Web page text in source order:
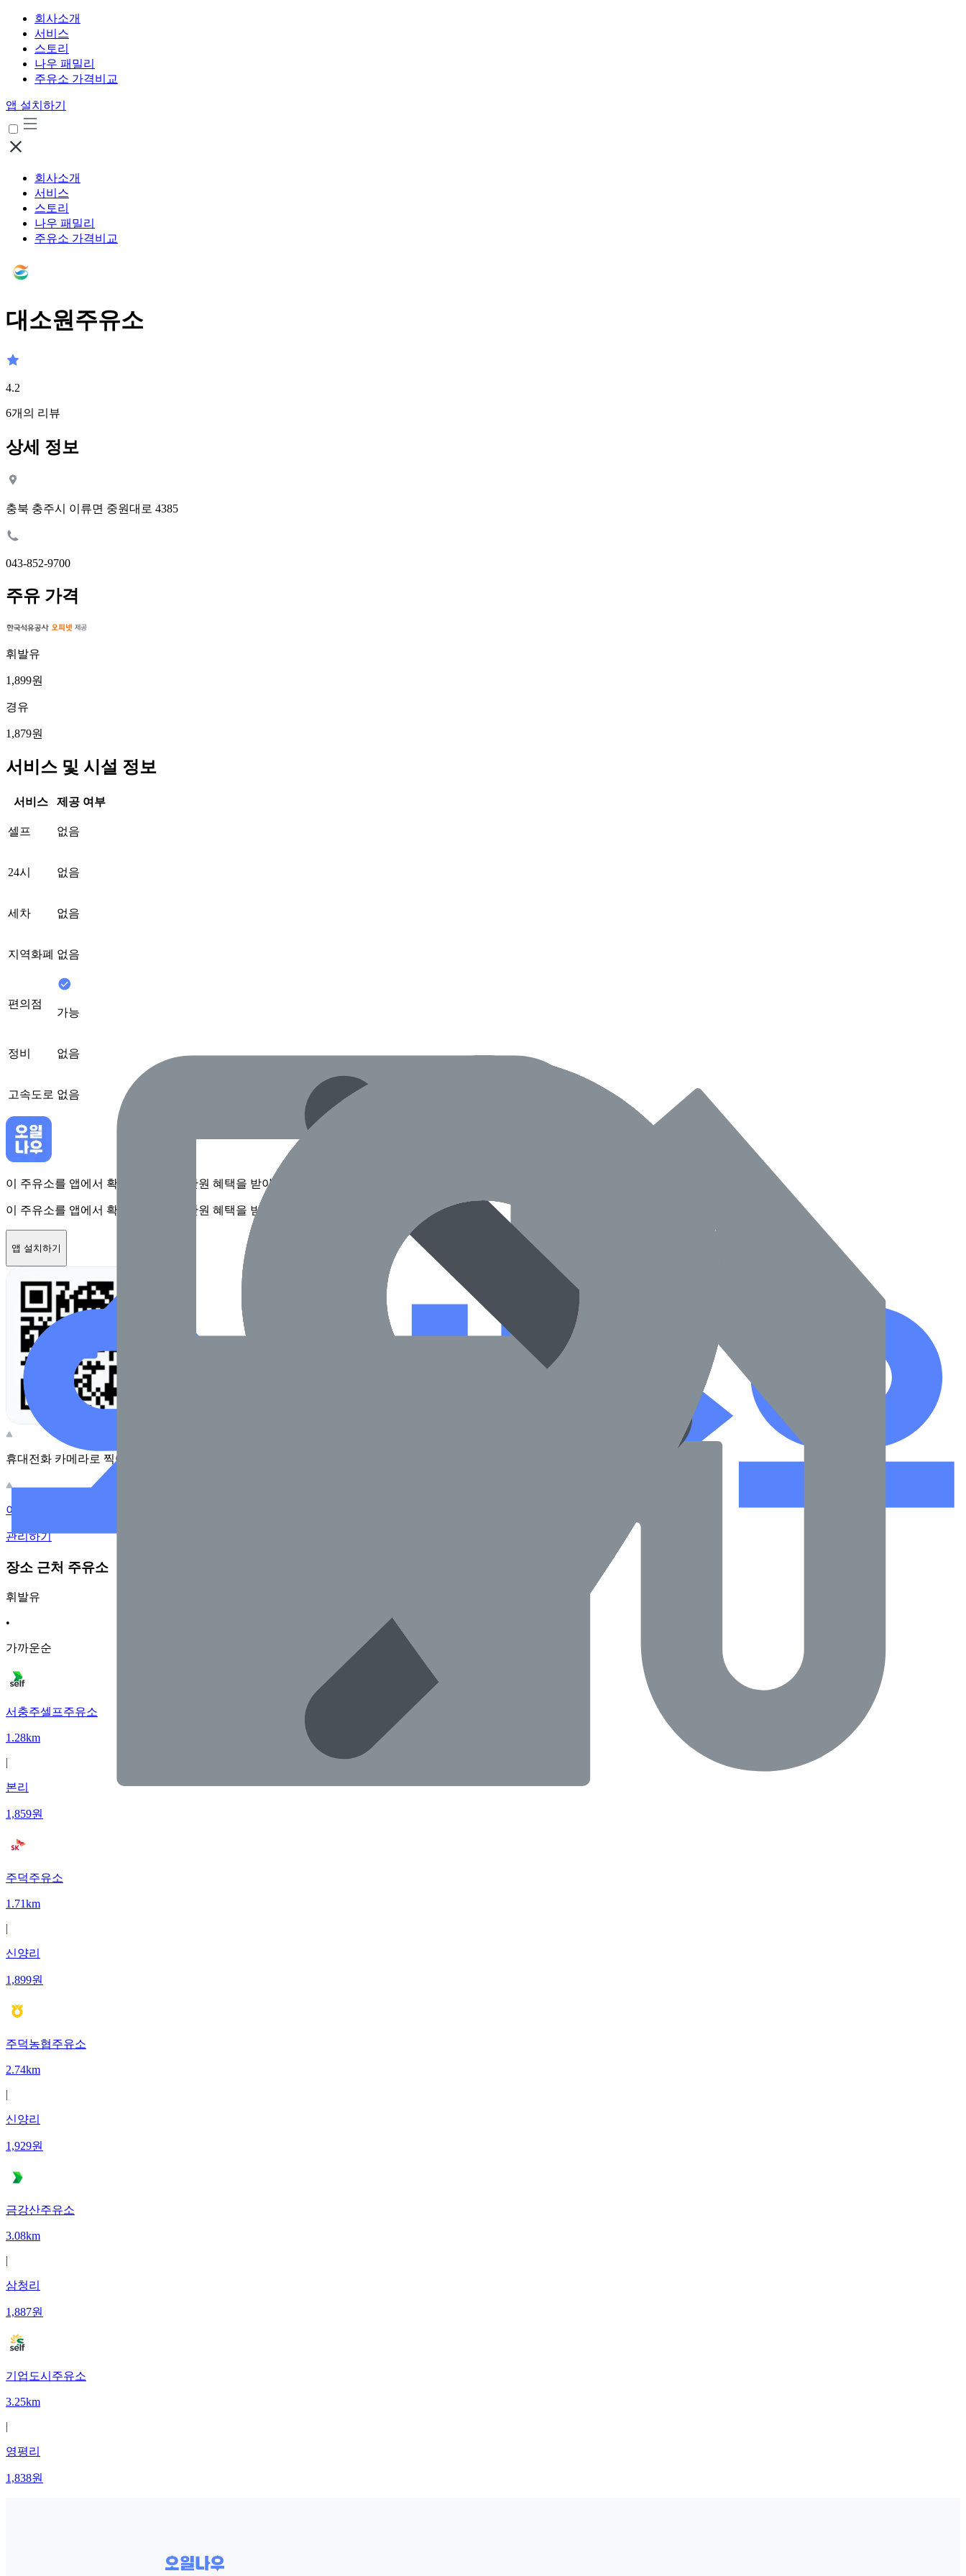
회사소개
서비스
스토리
나우 패밀리
주유소 가격비교
앱 설치하기
회사소개
서비스
스토리
나우 패밀리
주유소 가격비교
대소원주유소
4.2
6개의 리뷰
상세 정보
충북 충주시 이류면 중원대로 4385
043-852-9700
주유 가격
휘발유
1,899원
경유
1,879원
서비스 및 시설 정보
서비스 제공 여부
셀프 없음
24시 없음
세차 없음
지역화폐 없음
편의점
가능
정비 없음
고속도로 없음
이 주유소를 앱에서 확인하고 최대 1만원 혜택을 받아보세요
이 주유소를 앱에서 확인하고 최대 1만원 혜택을 받아보세요
앱 설치하기
휴대전화 카메라로 찍어보세요
이 주유소의 사장님이신가요?
관리하기
장소 근처 주유소
휘발유
•
가까운순
서충주셀프주유소
1.28km
|
본리
1,859원
주덕주유소
1.71km
|
신양리
1,899원
주덕농협주유소
2.74km
|
신양리
1,929원
금강산주유소
3.08km
|
삼청리
1,887원
기업도시주유소
3.25km
|
영평리
1,838원